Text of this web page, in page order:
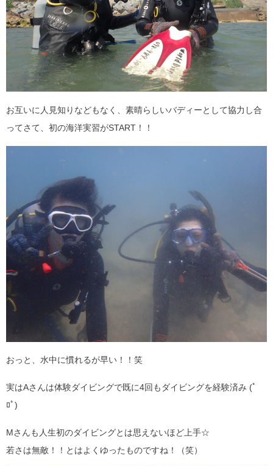
お互いに人見知りなどもなく、素晴らしいバディーとして協力し合
ってさて、初の海洋実習がSTART！！
おっと、水中に慣れるが早い！！笑
実はAさんは体験ダイビングで既に4回もダイビングを経験済み (ﾟ
ﾛﾟ)
Mさんも人生初のダイビングとは思えないほど上手☆
若さは無敵！！とはよくゆったものですね！（笑）